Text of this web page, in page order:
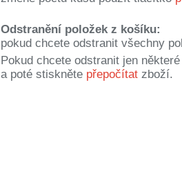
Odstranění položek z košíku:
pokud chcete odstranit všechny
Pokud chcete odstranit jen
a poté stiskněte přepočítat zboží.